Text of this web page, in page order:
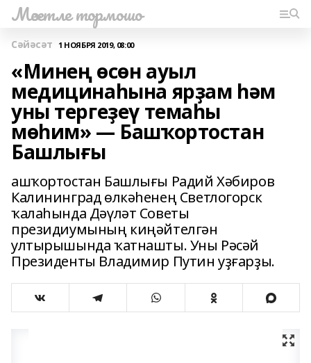
Мәсетле тормошо
Сәйәсәт 1 НОЯБРЯ 2019, 08:00
«Минең өсөн ауыл
медицинаһына ярҙам һәм
уны тергеҙеү темаһы
мөһим» — Башҡортостан
Башлығы
ашҡортостан Башлығы Радий Хәбиров
Калининград өлкәһенең Светлогорск
ҡалаһында Дәүләт Советы
президиумының киңәйтелгән
ултырышында ҡатнашты. Уны Рәсәй
Президенты Владимир Путин уҙғарҙы.